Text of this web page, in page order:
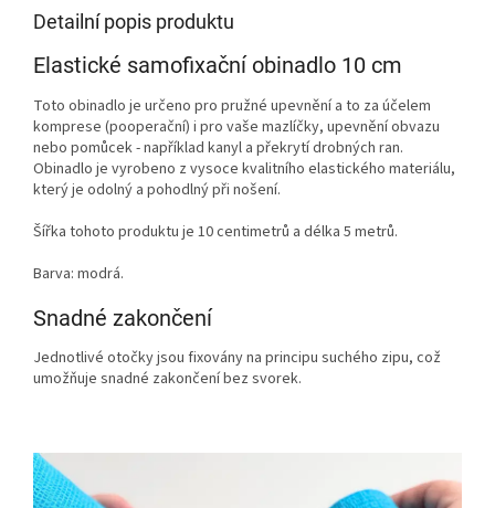
Detailní popis produktu
Elastické samofixační obinadlo 10 cm
Toto obinadlo je určeno pro pružné upevnění a to za účelem
komprese (pooperační) i pro vaše mazlíčky, upevnění obvazu
nebo pomůcek - například kanyl a překrytí drobných ran.
Obinadlo je vyrobeno z vysoce kvalitního elastického materiálu,
který je odolný a pohodlný při nošení.
Šířka tohoto produktu je 10 centimetrů a délka 5 metrů.
Barva: modrá.
Snadné zakončení
Jednotlivé otočky jsou fixovány na principu suchého zipu, což
umožňuje snadné zakončení bez svorek.